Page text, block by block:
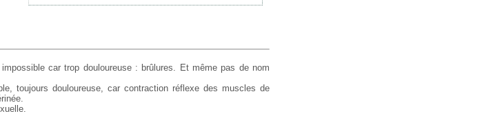
car trop douloureuse : brûlures. Et même pas de nom
toujours douloureuse, car contraction réflexe des muscles de